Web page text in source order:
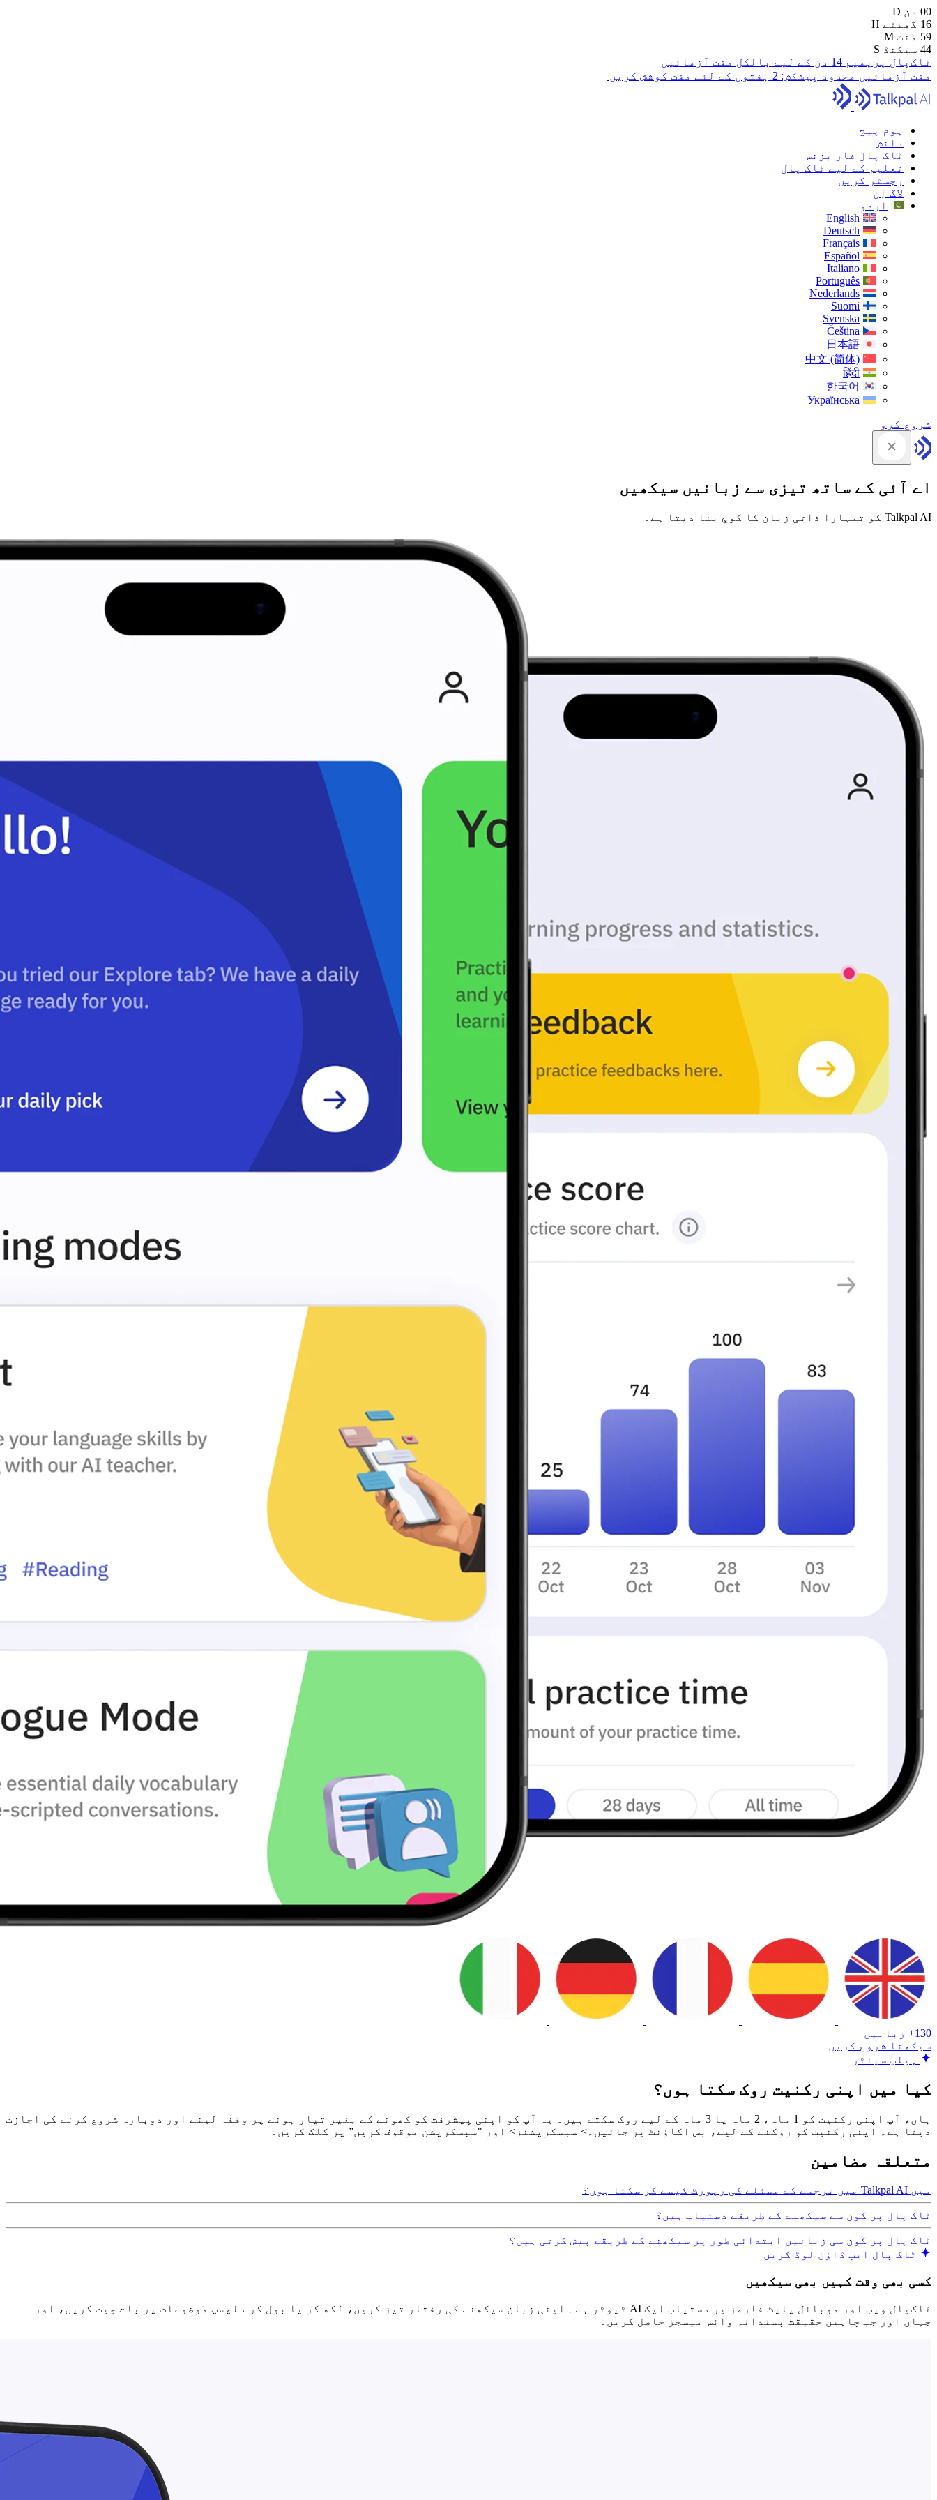
00 دن D
16 گھنٹے H
59 منٹ M
43 سیکنڈ S
ٹاک‌پال پریمیم 14 دن کے لیے بالکل مفت آزمائیں
مفت آزمائیں محدود پیشکش: 2 ہفتوں کے لئے مفت کوشش کریں
ہوم پیج
دانش
ٹاک پال فار بزنس
تعلیم کے لیے ٹاک پال
رجسٹر کریں
لاگ اِن
اردو
English
Deutsch
Français
Español
Italiano
Português
Nederlands
Suomi
Svenska
Čeština
日本語
中文 (简体)
हिंदी
한국어
Українська
شروع کرو
اے آئی کے ساتھ تیزی سے زبانیں سیکھیں
Talkpal AI کو تمہارا ذاتی زبان کا کوچ بنا دیتا ہے۔
130+ زبانیں
سیکھنا شروع کریں
ہیلپ سینٹر
کیا میں اپنی رکنیت روک سکتا ہوں؟
ہاں، آپ اپنی رکنیت کو 1 ماہ، 2 ماہ یا 3 ماہ کے لیے روک سکتے ہیں۔ یہ آپ کو اپنی پیشرفت کو کھونے کے بغیر تیار ہونے پر وقفہ لینے اور دوبارہ شروع کرنے کی اجازت
دیتا ہے۔ اپنی رکنیت کو روکنے کے لیے، بس اکاؤنٹ پر جائیں۔> سبسکرپشنز> اور "سبسکرپشن موقوف کریں” پر کلک کریں۔
متعلقہ مضامین
میں Talkpal AI میں ترجمے کے مسئلے کی رپورٹ کیسے کر سکتا ہوں؟
ٹاک پال پر کون سے سیکھنے کے طریقے دستیاب ہیں؟
ٹاک پال پر کون سی زبانیں ابتدائی طور پر سیکھنے کے طریقے پیش کرتی ہیں؟
ٹاک پال ایپ ڈاؤن لوڈ کریں
کسی بھی وقت کہیں بھی سیکھیں
ٹاک‌پال ویب اور موبائل پلیٹ فارمز پر دستیاب ایک AI ٹیوٹر ہے۔ اپنی زبان سیکھنے کی رفتار تیز کریں، لکھ کر یا بول کر دلچسپ موضوعات پر بات چیت کریں، اور
جہاں اور جب چاہیں حقیقت پسندانہ وائس میسجز حاصل کریں۔